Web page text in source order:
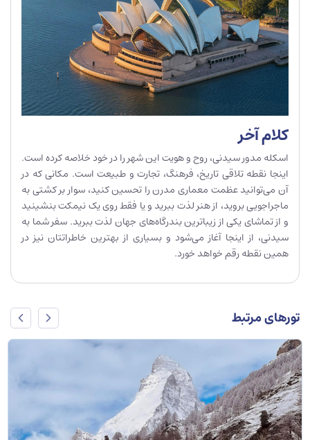
کلام آخر
اسکله مدور سیدنی، روح و هویت این شهر را در خود خلاصه کرده است.
اینجا نقطه تلاقی تاریخ، فرهنگ، تجارت و طبیعت است. مکانی که در
آن می‌توانید عظمت معماری مدرن را تحسین کنید، سوار بر کشتی به
ماجراجویی بروید، از هنر لذت ببرید و یا فقط روی یک نیمکت بنشینید
و از تماشای یکی از زیباترین بندرگاه‌های جهان لذت ببرید. سفر شما به
سیدنی، از اینجا آغاز می‌شود و بسیاری از بهترین خاطراتتان نیز در
همین نقطه رقم خواهد خورد.
تورهای مرتبط